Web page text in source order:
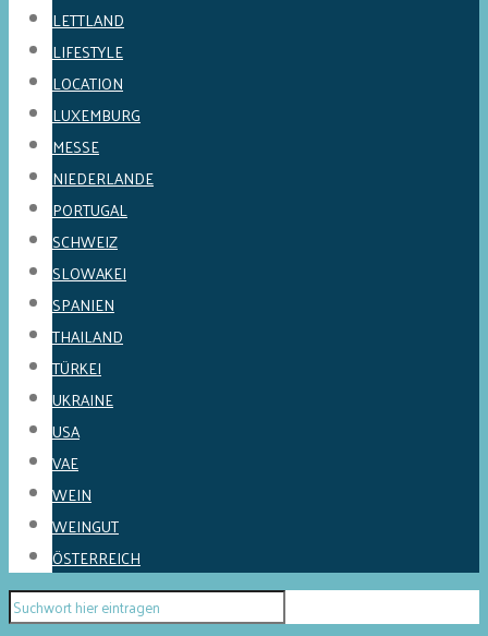
LETTLAND
LIFESTYLE
LOCATION
LUXEMBURG
MESSE
NIEDERLANDE
PORTUGAL
SCHWEIZ
SLOWAKEI
SPANIEN
THAILAND
TÜRKEI
UKRAINE
USA
VAE
WEIN
WEINGUT
ÖSTERREICH